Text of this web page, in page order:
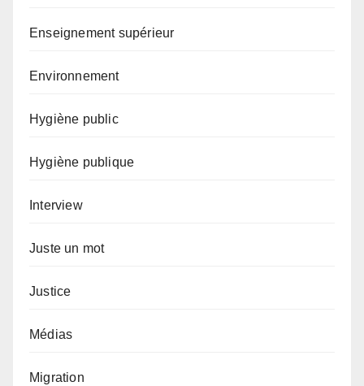
Enseignement supérieur
Environnement
Hygiène public
Hygiène publique
Interview
Juste un mot
Justice
Médias
Migration